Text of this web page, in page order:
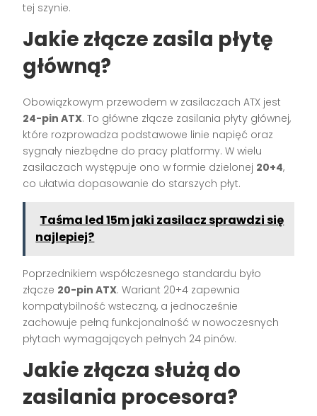
tej szynie.
Jakie złącze zasila płytę
główną?
Obowiązkowym przewodem w zasilaczach ATX jest
24-pin ATX. To główne złącze zasilania płyty głównej,
które rozprowadza podstawowe linie napięć oraz
sygnały niezbędne do pracy platformy. W wielu
zasilaczach występuje ono w formie dzielonej 20+4,
co ułatwia dopasowanie do starszych płyt.
Taśma led 15m jaki zasilacz sprawdzi się
najlepiej?
Poprzednikiem współczesnego standardu było
złącze 20-pin ATX. Wariant 20+4 zapewnia
kompatybilność wsteczną, a jednocześnie
zachowuje pełną funkcjonalność w nowoczesnych
płytach wymagających pełnych 24 pinów.
Jakie złącza służą do
zasilania procesora?